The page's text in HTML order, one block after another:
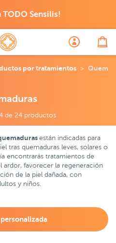
TODO Sensilis!
por tratamientos
de 24 productos
están indicadas para
tras quemaduras leves, solares o
encontrarás tratamientos de
ardor, favorecer la regeneración
de la piel dañada, con
y niños.